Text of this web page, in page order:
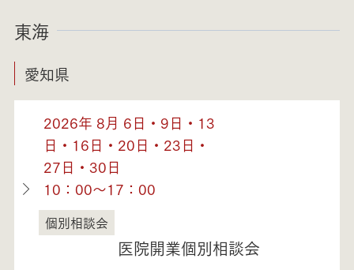
東海
愛知県
2026年 8月 6日・9日・13
日・16日・20日・23日・
27日・30日
10：00～17：00
愛知県
個別相談会
医院開業個別相談会